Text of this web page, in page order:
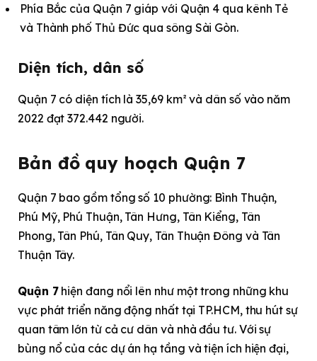
Phía Bắc của Quận 7 giáp với Quận 4 qua kênh Tẻ
và Thành phố Thủ Đức qua sông Sài Gòn.
Diện tích, dân số
Quận 7 có diện tích là 35,69 km² và dân số vào năm
2022 đạt 372.442 người.
Bản đồ quy hoạch Quận 7
Quận 7 bao gồm tổng số 10 phường: Bình Thuận,
Phú Mỹ, Phú Thuận, Tân Hưng, Tân Kiểng, Tân
Phong, Tân Phú, Tân Quy, Tân Thuận Đông và Tân
Thuận Tây.
Quận 7hiện đang nổi lên như một trong những khu
vực phát triển năng động nhất tại TP.HCM, thu hút sự
quan tâm lớn từ cả cư dân và nhà đầu tư. Với sự
bùng nổ của các dự án hạ tầng và tiện ích hiện đại,